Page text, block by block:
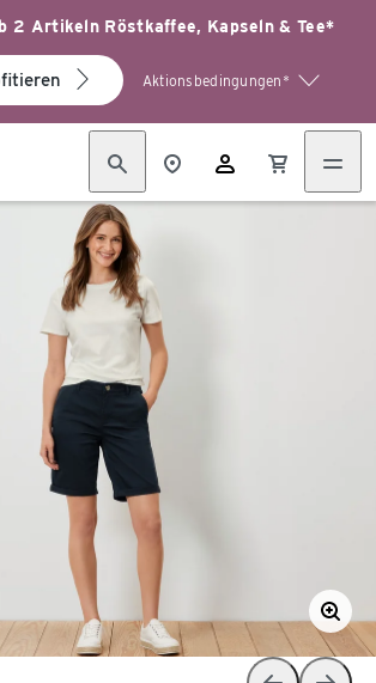
2 Artikeln Röstkaffee, Kapseln & Tee*
Aktionsbedingungen*